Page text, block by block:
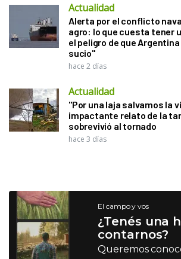
Actualidad
Alerta por el conflicto
agro: lo que cuesta tener
el peligro de que
sucio"
hace 2 días
Actualidad
"Por una laja salvamos la
impactante relato de la
sobrevivió al tornado
hace 3 días
El campo y vos
¿Tenés una
contarnos?
Queremos